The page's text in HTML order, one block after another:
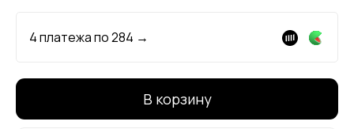
4 платежа по284 →
В корзину